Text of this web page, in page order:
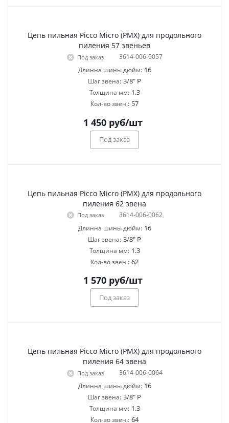
Цепь пильная Picco Micro (PMX) для продольного
пиления 57 звеньев
Под заказ
3614-006-0057
Длинна шины дюйм: 16
Шаг звена: 3/8" P
Толщина мм: 1.3
Кол-во звен.: 57
1 450руб/шт
Под заказ
Цепь пильная Picco Micro (PMX) для продольного
пиления 62 звена
Под заказ
3614-006-0062
Длинна шины дюйм: 16
Шаг звена: 3/8" P
Толщина мм: 1.3
Кол-во звен.: 62
1 570руб/шт
Под заказ
Цепь пильная Picco Micro (PMX) для продольного
пиления 64 звена
Под заказ
3614-006-0064
Длинна шины дюйм: 16
Шаг звена: 3/8" P
Толщина мм: 1.3
Кол-во звен.: 64